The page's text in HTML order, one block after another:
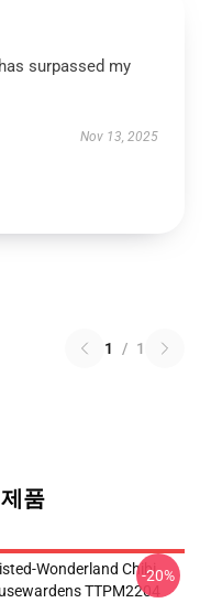
surpassed my
Nov 13, 2025
1 / 1
품
Wonderland Chibi
TTPM2204
-20%